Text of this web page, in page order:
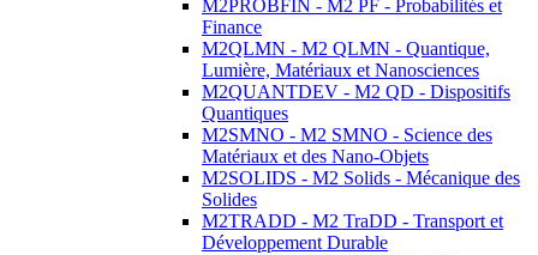
M2PROBFIN - M2 PF - Probabilités et
Finance
M2QLMN - M2 QLMN - Quantique,
Lumière, Matériaux et Nanosciences
M2QUANTDEV - M2 QD - Dispositifs
Quantiques
M2SMNO - M2 SMNO - Science des
Matériaux et des Nano-Objets
M2SOLIDS - M2 Solids - Mécanique des
Solides
M2TRADD - M2 TraDD - Transport et
Développement Durable